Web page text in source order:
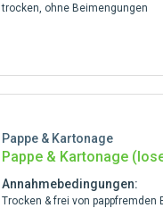
trocken, ohne Beimengungen
Pappe & Kartonage
Pappe & Kartonage
Annahmebedingungen:
Trocken & frei von pappfremden